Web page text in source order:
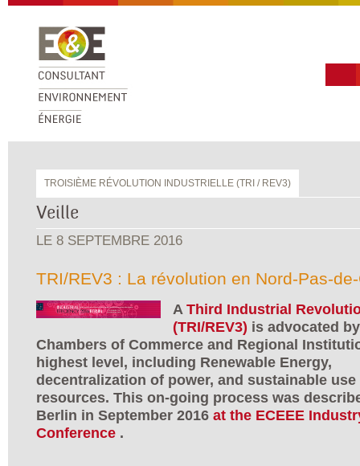
TROISIÈME RÉVOLUTION INDUSTRIELLE (TRI / REV3)
Veille
LE 8 SEPTEMBRE 2016
TRI/REV3 : La révolution en Nord-Pas-
A Third Industrial
(TRI/REV3) is advocated
Chambers of Commerce and Regional
highest level, including Renewable Energy,
decentralization of power, and sustainable use
resources. This on-going process was
Berlin in September 2016 at the ECEEE
Conference .